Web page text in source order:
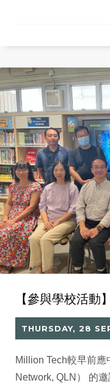
【參與學校活
THURSDAY, 28
Million Tech較早前
Network, QLN） 的